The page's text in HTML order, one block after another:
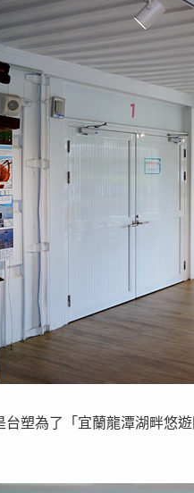
台塑為了「宜蘭龍潭湖畔悠